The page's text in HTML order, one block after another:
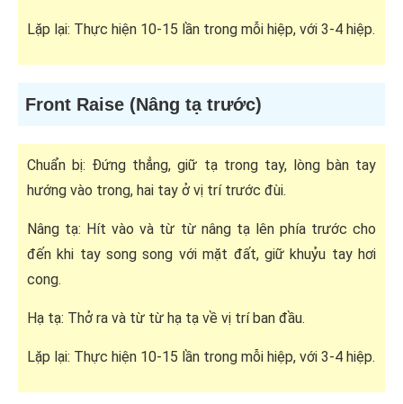
Lặp lại: Thực hiện 10-15 lần trong mỗi hiệp, với 3-4 hiệp.
Front Raise (Nâng tạ trước)
Chuẩn bị: Đứng thẳng, giữ tạ trong tay, lòng bàn tay
hướng vào trong, hai tay ở vị trí trước đùi.
Nâng tạ: Hít vào và từ từ nâng tạ lên phía trước cho
đến khi tay song song với mặt đất, giữ khuỷu tay hơi
cong.
Hạ tạ: Thở ra và từ từ hạ tạ về vị trí ban đầu.
Lặp lại: Thực hiện 10-15 lần trong mỗi hiệp, với 3-4 hiệp.